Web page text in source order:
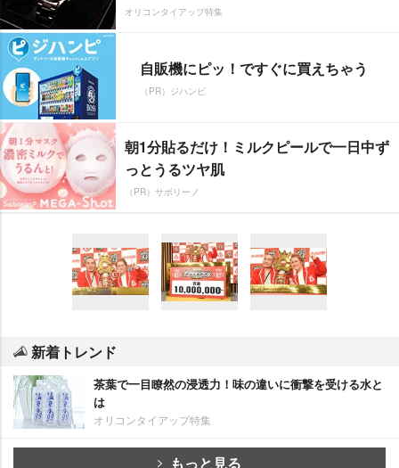
オリコンタイアップ特集
自販機にピッ！ですぐに買えちゃう
（PR）ジハンピ
朝1分貼るだけ！ミルクピールで一日中ず
っとうるツヤ肌
（PR）サボリーノ
新着トレンド
茶葉で一目瞭然の浸透力！味の違いに衝撃を受ける水と
は
オリコンタイアップ特集
もっと見る